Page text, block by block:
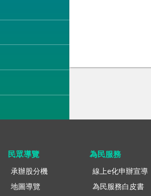
民眾導覽
承辦股分機
地圖導覽
為民服務
線上e化申辦宣導
為民服務白皮書